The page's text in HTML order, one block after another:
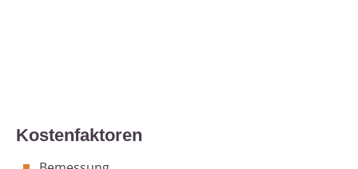
Kostenfaktoren